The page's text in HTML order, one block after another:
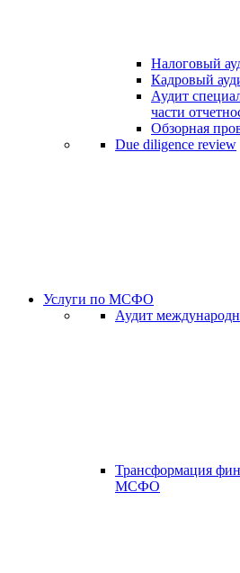
Налоговый
Кадровый
Аудит
части
Обзорная
Due diligence review
Услуги по МСФО
Аудит
Трансформация
МСФО